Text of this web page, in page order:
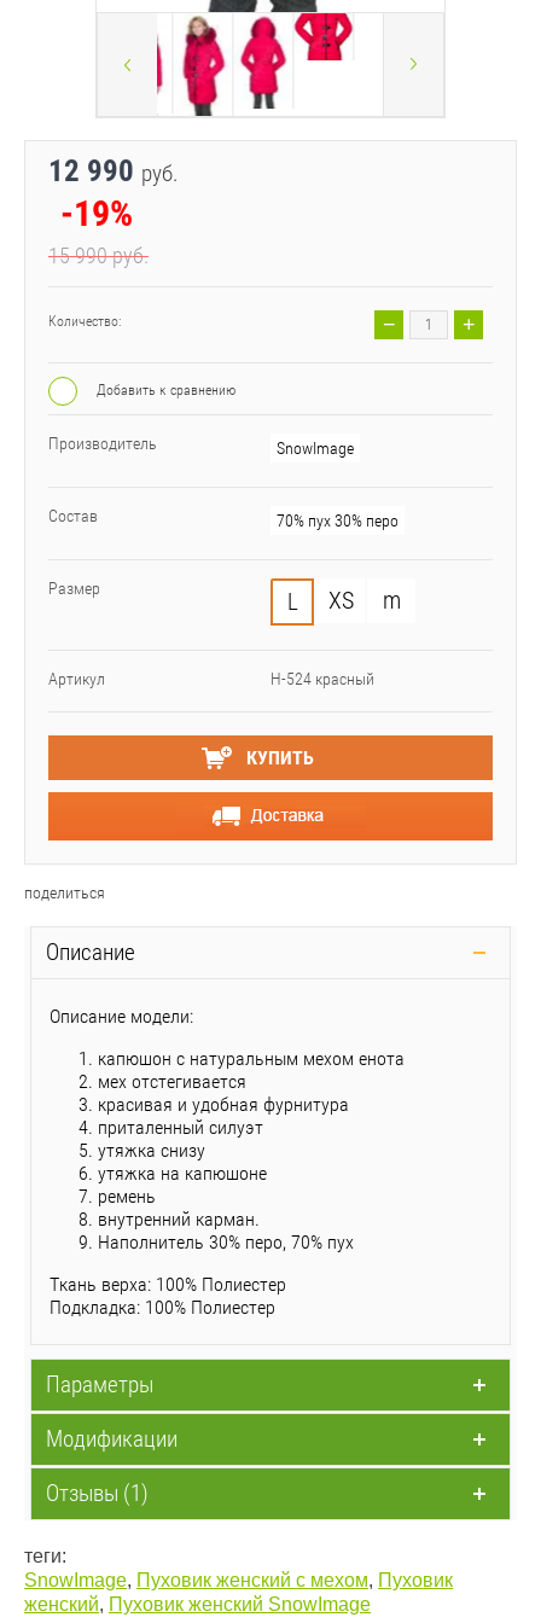
12 990 руб.
-19%
15 990руб.
Количество: − +
Добавить к сравнению
Производитель SnowImage
Состав 70% пух 30% перо
Размер L XS m
Артикул Н-524 красный
КУПИТЬ
поделиться
Описание
Описание модели:
капюшон с натуральным мехом енота
мех отстегивается
красивая и удобная фурнитура
приталенный силуэт
утяжка снизу
утяжка на капюшоне
ремень
внутренний карман.
Наполнитель 30% перо, 70% пух
Ткань верха: 100% Полиестер
Подкладка: 100% Полиестер
Параметры
Модификации
Отзывы (1)
теги:
SnowImage, Пуховик женский с мехом, Пуховик
женский, Пуховик женский SnowImage